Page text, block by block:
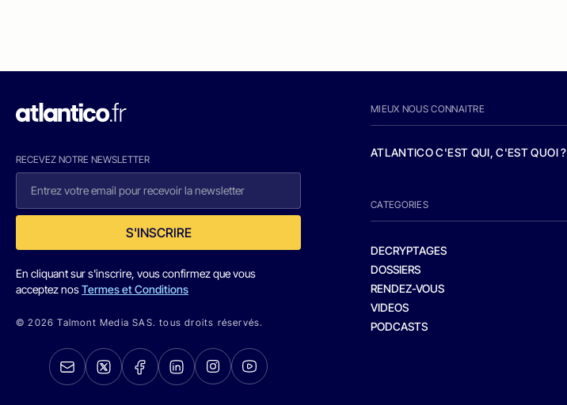
RECEVEZ NOTRE NEWSLETTER
S'INSCRIRE
En cliquant sur s'inscrire, vous confirmez que vous
acceptez nosTermes et Conditions
© 2026 Talmont Media SAS. tous droits réservés.
MIEUX NOUS CONNAITRE
ATLANTICO C'EST QUI, C'EST QUOI ?
CATEGORIES
DECRYPTAGES
DOSSIERS
RENDEZ-VOUS
VIDEOS
PODCASTS